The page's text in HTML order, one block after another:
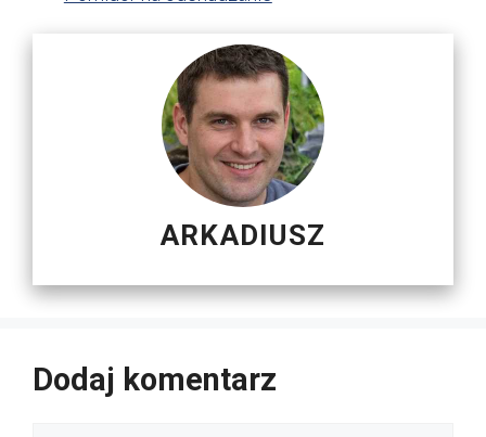
ARKADIUSZ
Dodaj komentarz